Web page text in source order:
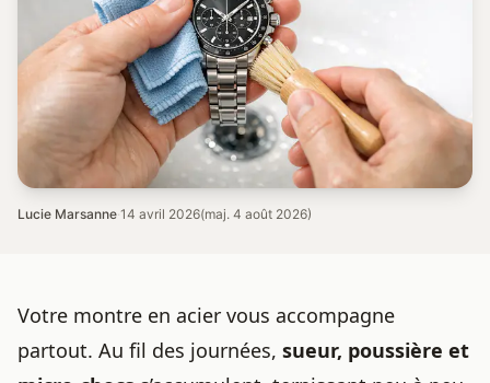
Lucie Marsanne·14 avril 2026(maj. 4 août 2026)
Votre montre en acier vous accompagne
partout. Au fil des journées, sueur, poussière et